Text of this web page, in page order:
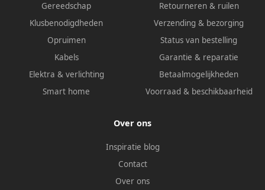
Gereedschap
Klusbenodigdheden
Opruimen
Kabels
Elektra & verlichting
Smart home
Retourneren & ruilen
Verzending & bezorging
Status van bestelling
Garantie & reparatie
Betaalmogelijkheden
Voorraad & beschikbaarheid
Over ons
Inspiratie blog
Contact
Over ons